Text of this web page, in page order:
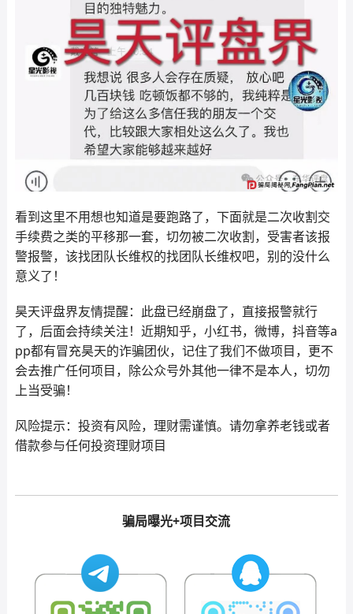
看到这里不用想也知道是要跑路了，下面就是二次收割交
手续费之类的平移那一套，切勿被二次收割，受害者该报
警报警，该找团队长维权的找团队长维权吧，别的没什么
意义了！
昊天评盘界友情提醒：此盘已经崩盘了，直接报警就行
了，后面会持续关注！近期知乎，小红书，微博，抖音等a
pp都有冒充昊天的诈骗团伙，记住了我们不做项目，更不
会去推广任何项目，除公众号外其他一律不是本人，切勿
上当受骗！
风险提示：投资有风险，理财需谨慎。请勿拿养老钱或者
借款参与任何投资理财项目
骗局曝光+项目交流